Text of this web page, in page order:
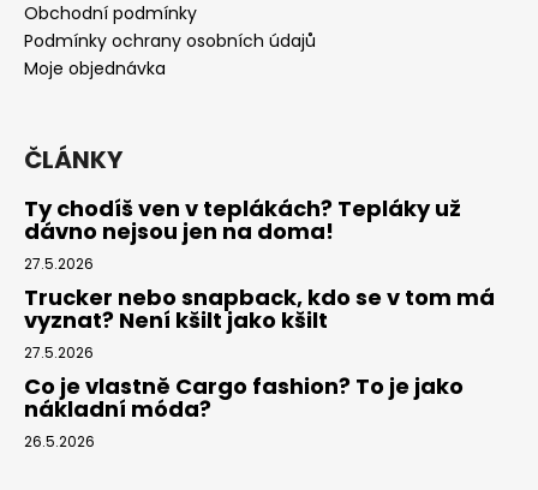
Obchodní podmínky
Podmínky ochrany osobních údajů
Moje objednávka
ČLÁNKY
Ty chodíš ven v teplákách? Tepláky už
dávno nejsou jen na doma!
27.5.2026
Trucker nebo snapback, kdo se v tom má
vyznat? Není kšilt jako kšilt
27.5.2026
Co je vlastně Cargo fashion? To je jako
nákladní móda?
26.5.2026